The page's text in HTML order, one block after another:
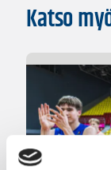
Katso